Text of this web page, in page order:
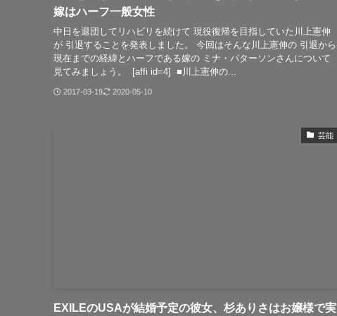
嫁はハーフ一般女性
中日を退団してリハビリを続けて 現役復帰を目指していた川上憲伸
が 引退することを発表しました。 今回はそんな川上憲伸の 引退から
現在までの経緯とハーフである嫁の ミナ・パターソンさんについて
見てみましょう。 [affi id=4] ■川上憲伸の...
2017-03-19 2020-05-10
芸能
EXILEのUSAが結婚予定の彼女、杉ありさはお嬢様で実